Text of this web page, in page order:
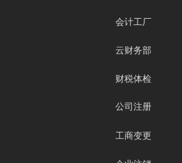
会计工厂
云财务部
财税体检
公司注册
工商变更